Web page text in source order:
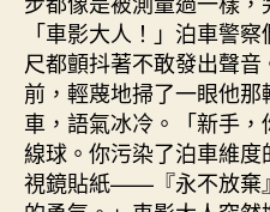
「車影大人！」泊車警
尺都顫抖著不敢發出聲
前，輕蔑地掃了一眼他
車，語氣冰冷。「新手
線球。你污染了泊車維
視鏡貼紙——『永不放棄